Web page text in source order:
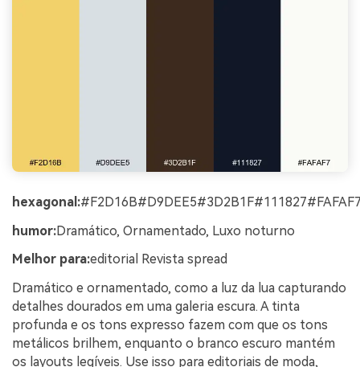
hexagonal:
humor:Dramático, Ornamentado, Luxo noturno
Melhor para:editorial Revista spread
Dramático e ornamentado, como a luz da lua capturando
detalhes dourados em uma galeria escura. A tinta
profunda e os tons expresso fazem com que os tons
metálicos brilhem, enquanto o branco escuro mantém
os layouts legíveis. Use isso para editoriais de moda,